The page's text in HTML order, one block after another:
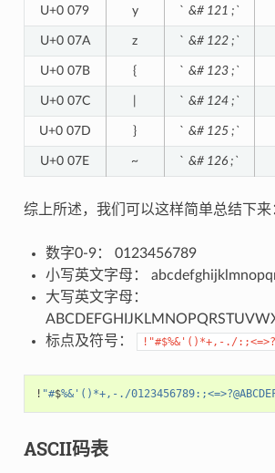
U+0 079 y ` &# 121 ;`
U+0 07A z ` &# 122 ;`
U+0 07B { ` &# 123 ;`
U+0 07C ` &# 124 ;`
U+0 07D } ` &# 125 ;`
U+0 07E ~ `&# 126 ;`
综上所述，我们可以这样简单总结下来
数字0-9： 0123456789
小写英文字母：
大写英文字母：
标点及符号：
!"#$%&'()*+,-./
! "#$%&'()*+,-./
ASCII码表